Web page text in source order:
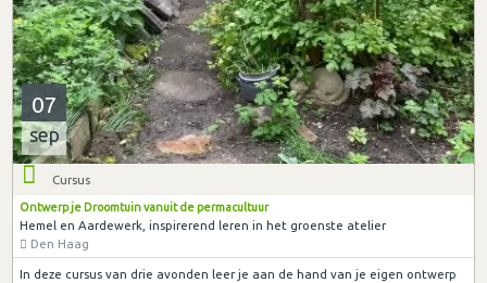
07
sep
Cursus
Ontwerp je Droomtuin vanuit de permacultuur
Hemel en Aardewerk, inspirerend leren in het groenste atelier
Den Haag
In deze cursus van drie avonden leer je aan de hand van je eigen ontwerp